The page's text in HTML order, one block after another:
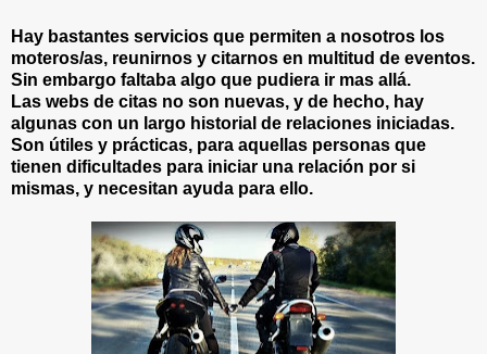
Hay bastantes servicios que permiten a nosotros los
moteros/as, reunirnos y citarnos en multitud de eventos.
Sin embargo faltaba algo que pudiera ir mas allá.
Las webs de citas no son nuevas, y de hecho, hay
algunas con un largo historial de relaciones iniciadas.
Son útiles y prácticas, para aquellas personas que
tienen dificultades para iniciar una relación por si
mismas, y necesitan ayuda para ello.